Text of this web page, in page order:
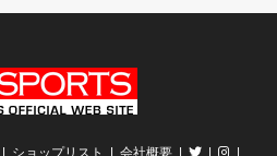
ショップリスト 会社概要